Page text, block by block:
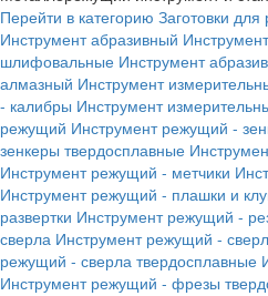
Перейти в категорию Заготовки
Инструмент абразивный
шлифовальные Инструмент
алмазный Инструмент
- калибры Инструмент
режущий Инструмент режущий -
зенкеры твердосплавные
Инструмент режущий - метчики
Инструмент режущий - плашки и
развертки Инструмент режущий -
сверла Инструмент режущий -
режущий - сверла твердосплавные
Инструмент режущий - фрезы